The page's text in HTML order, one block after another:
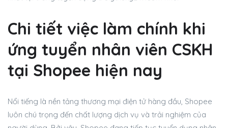
Chi tiết việc làm chính khi
ứng tuyển nhân viên CSKH
tại Shopee hiện nay
Nổi tiếng là nền tảng thương mại điện tử hàng đầu, Shopee
luôn chú trọng đến chất lượng dịch vụ và trải nghiệm của